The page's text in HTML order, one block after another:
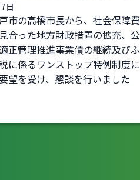
日
市の高橋市長から、社会保障費
合った地方財政措置の拡充、公
正管理推進事業債の継続及びふ
に係るワンストップ特例制度に
望を受け、懇談を行いました